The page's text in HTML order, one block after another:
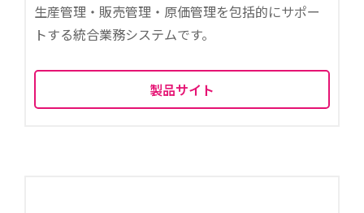
生産管理・販売管理・原価管理を包括的にサポー
トする統合業務システムです。
製品サイト